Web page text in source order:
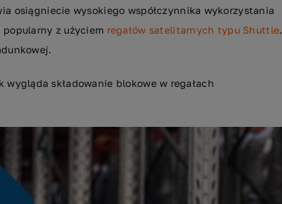
osiągniecie wysokiego współczynnika wykorzystania
z użyciem regałów satelitarnych typu Shuttle.
składowanie blokowe w regałach